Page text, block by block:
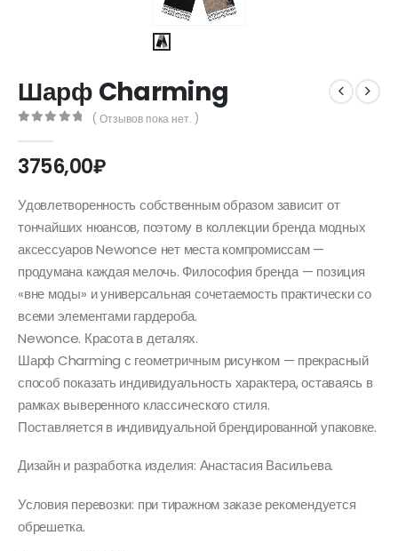
Шарф Charming
( Отзывов пока нет. )
3756,00₽
Удовлетворенность собственным образом зависит от
тончайших нюансов, поэтому в коллекции бренда модных
аксессуаров Newonce нет места компромиссам —
продумана каждая мелочь. Философия бренда — позиция
«вне моды» и универсальная сочетаемость практически со
всеми элементами гардероба.
Newonce. Красота в деталях.
Шарф Charming с геометричным рисунком — прекрасный
способ показать индивидуальность характера, оставаясь в
рамках выверенного классического стиля.
Поставляется в индивидуальной брендированной упаковке.
Дизайн и разработка изделия: Анастасия Васильева.
Условия перевозки: при тиражном заказе рекомендуется
обрешетка.